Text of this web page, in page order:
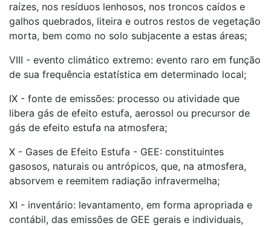
raízes, nos resíduos lenhosos, nos troncos caídos e
galhos quebrados, liteira e outros restos de vegetação
morta, bem como no solo subjacente a estas áreas;
VIII - evento climático extremo: evento raro em função
de sua frequência estatística em determinado local;
IX - fonte de emissões: processo ou atividade que
libera gás de efeito estufa, aerossol ou precursor de
gás de efeito estufa na atmosfera;
X - Gases de Efeito Estufa - GEE: constituintes
gasosos, naturais ou antrópicos, que, na atmosfera,
absorvem e reemitem radiação infravermelha;
XI - inventário: levantamento, em forma apropriada e
contábil, das emissões de GEE gerais e individuais,